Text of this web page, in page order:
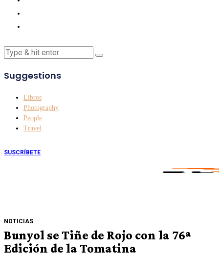
Suggestions
Libros
Photography
People
Travel
SUSCRÍBETE
NOTICIAS
Bunyol se Tiñe de Rojo con la 76ª
Edición de la Tomatina